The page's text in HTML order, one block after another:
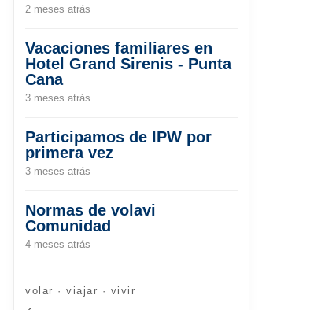
2 meses atrás
Vacaciones familiares en
Hotel Grand Sirenis - Punta
Cana
3 meses atrás
Participamos de IPW por
primera vez
3 meses atrás
Normas de volavi
Comunidad
4 meses atrás
volar · viajar · vivir